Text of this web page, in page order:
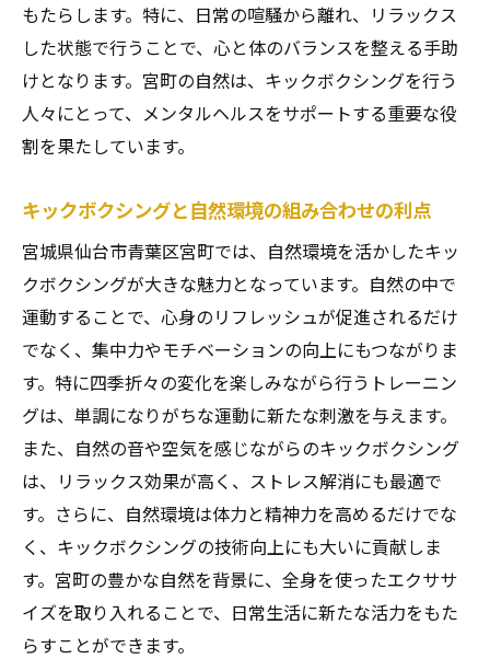
もたらします。特に、日常の喧騒から離れ、リラックス
した状態で行うことで、心と体のバランスを整える手助
けとなります。宮町の自然は、キックボクシングを行う
人々にとって、メンタルヘルスをサポートする重要な役
割を果たしています。
キックボクシングと自然環境の組み合わせの利点
宮城県仙台市青葉区宮町では、自然環境を活かしたキッ
クボクシングが大きな魅力となっています。自然の中で
運動することで、心身のリフレッシュが促進されるだけ
でなく、集中力やモチベーションの向上にもつながりま
す。特に四季折々の変化を楽しみながら行うトレーニン
グは、単調になりがちな運動に新たな刺激を与えます。
また、自然の音や空気を感じながらのキックボクシング
は、リラックス効果が高く、ストレス解消にも最適で
す。さらに、自然環境は体力と精神力を高めるだけでな
く、キックボクシングの技術向上にも大いに貢献しま
す。宮町の豊かな自然を背景に、全身を使ったエクササ
イズを取り入れることで、日常生活に新たな活力をもた
らすことができます。